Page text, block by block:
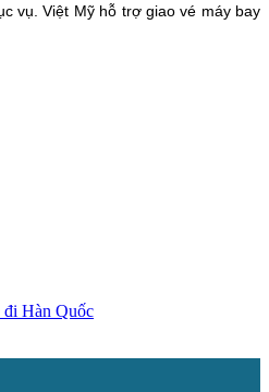
vụ. Việt Mỹ hỗ trợ giao vé máy bay